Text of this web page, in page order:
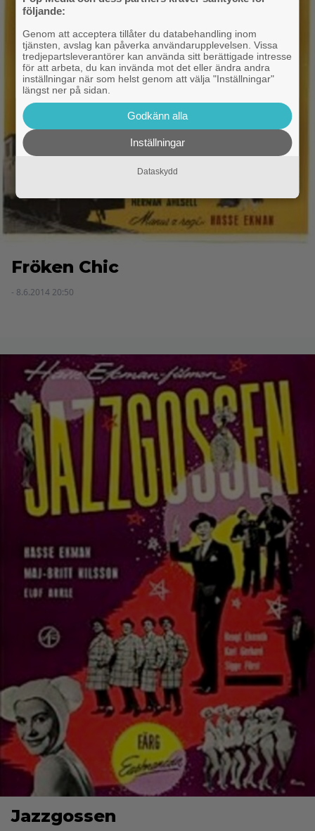
Fröken Chic
- 8.6.2014 20:50
Jazzgossen
följande:
Genom att acceptera tillåter du databehandling inom
tjänsten, avslag kan påverka användarupplevelsen. Vissa
tredjepartsleverantörer kan använda sitt berättigade intresse
för att arbeta, du kan invända mot det eller ändra andra
inställningar när som helst genom att välja "Inställningar"
längst ner på sidan.
Godkänn alla
Inställningar
Dataskydd